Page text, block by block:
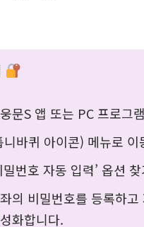
문S 앱 또는 PC 프로그
니바퀴 아이콘) 메뉴로 이
밀번호 자동 입력’ 옵션 찾
의 비밀번호를 등록하고
화합니다.